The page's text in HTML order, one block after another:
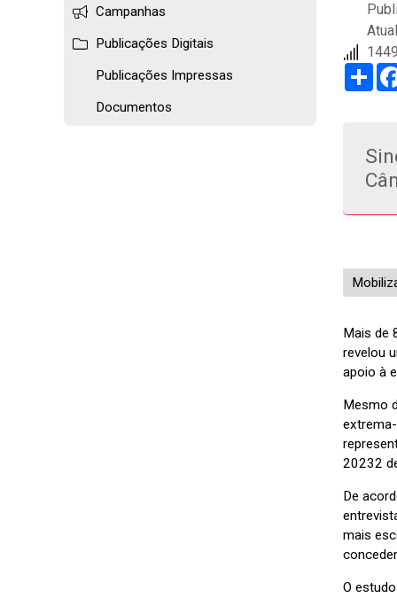
Campanhas
Publicações Digitais
Publicações Impressas
Documentos
Mais de
revelou
apoio à
Mesmo
20232
De
mais
O